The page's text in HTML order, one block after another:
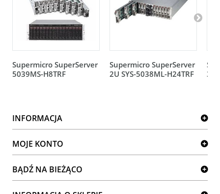
Supermicro SuperServer
5039MS-H8TRF
Supermicro SuperServer
2U SYS-5038ML-H24TRF
3U
INFORMACJA
MOJE KONTO
BĄDŹ NA BIEŻĄCO